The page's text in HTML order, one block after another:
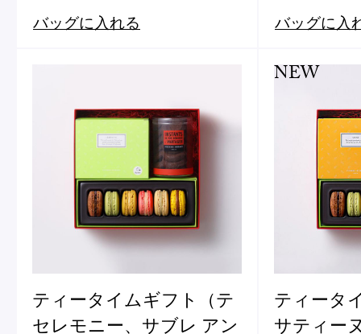
バッグに入れる バッグに入
ティータイムギフト（テ
セレモニー、サブレ アン
NEW
ティータ
サティー